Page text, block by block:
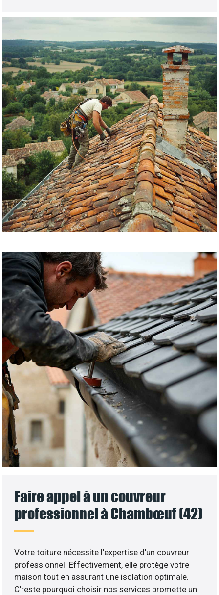
Faire appel à un couvreur
professionnel à Chambœuf (42)
Votre toiture nécessite l’expertise d’un couvreur
professionnel. Effectivement, elle protège votre
maison tout en assurant une isolation optimale.
C’reste pourquoi choisir nos services promette un